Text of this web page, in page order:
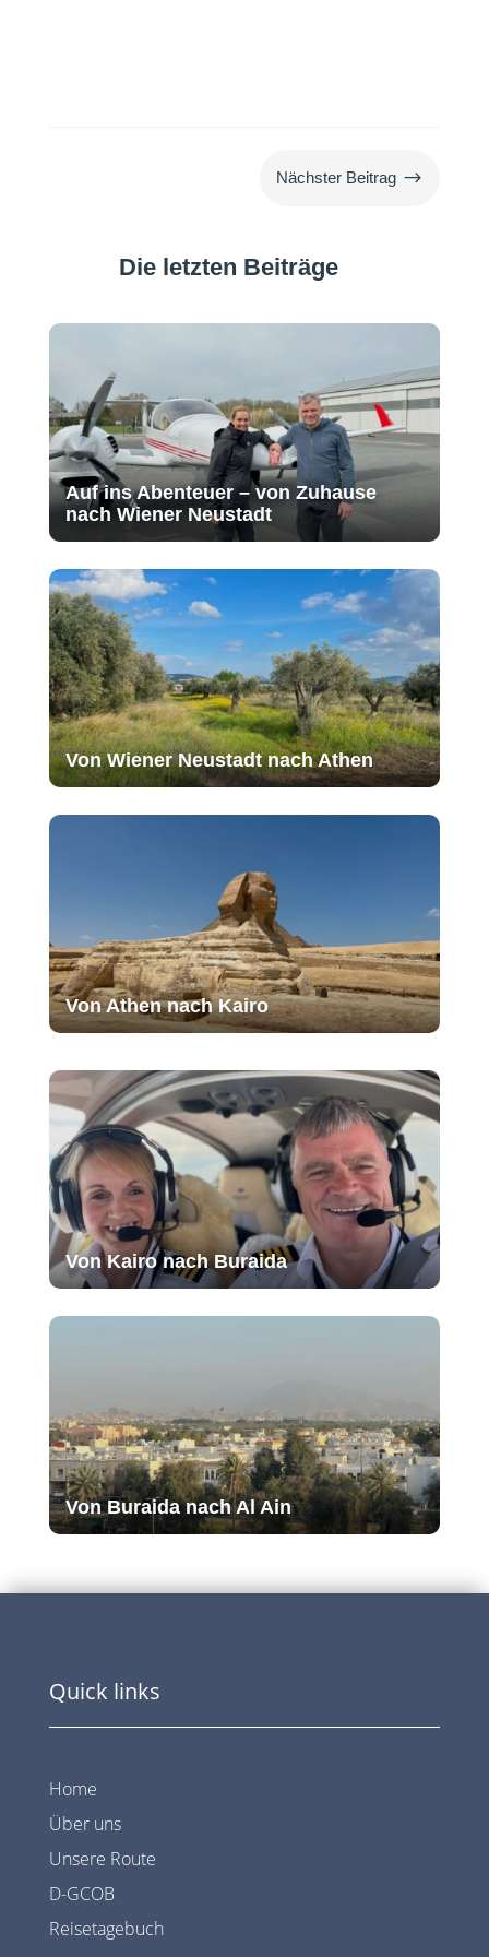
Nächster Beitrag $
Die letzten Beiträge
Auf ins Abenteuer – von Zuhause
nach Wiener Neustadt
Von Wiener Neustadt nach Athen
Von Athen nach Kairo
Von Kairo nach Buraida
Von Buraida nach Al Ain
Quick links
Home
Über uns
Unsere Route
D-GCOB
Reisetagebuch